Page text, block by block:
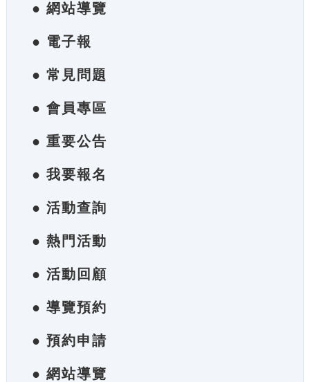
● 網站導覽
● 電子報
● 常見問題
● 會員專區
● 重要公告
● 我要報名
● 活動查詢
● 熱門活動
● 活動回顧
● 導覽預約
● 預約申請
● 網站導覽